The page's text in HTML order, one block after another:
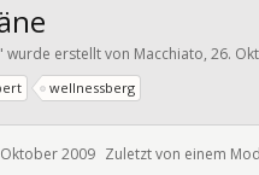
" wurde erstellt von Macchiato, 26.
wellnessberg
2009 Zuletzt von einem